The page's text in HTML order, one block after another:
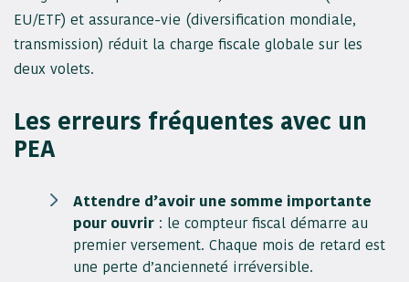
EU/ETF) et assurance-vie (diversification mondiale,
transmission) réduit la charge fiscale globale sur les
deux volets.
Les erreurs fréquentes avec un
PEA
Attendre d’avoir une somme importante
pour ouvrir : le compteur fiscal démarre au
premier versement. Chaque mois de retard est
une perte d’ancienneté irréversible.